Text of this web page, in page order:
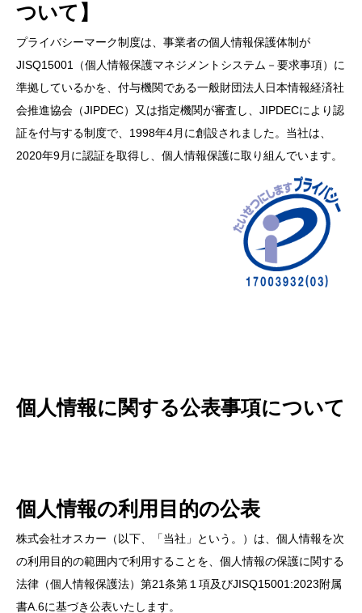
ついて】
プライバシーマーク制度は、事業者の個人情報保護体制が
JISQ15001（個人情報保護マネジメントシステム－要求事項）に
準拠しているかを、付与機関である一般財団法人日本情報経済社
会推進協会（JIPDEC）又は指定機関が審査し、JIPDECにより認
証を付与する制度で、1998年4月に創設されました。当社は、
2020年9月に認証を取得し、個人情報保護に取り組んでいます。
個人情報に関する公表事項について
個人情報の利用目的の公表
株式会社オスカー（以下、「当社」という。）は、個人情報を次
の利用目的の範囲内で利用することを、個人情報の保護に関する
法律（個人情報保護法）第21条第１項及びJISQ15001:2023附属
書A.6に基づき公表いたします。